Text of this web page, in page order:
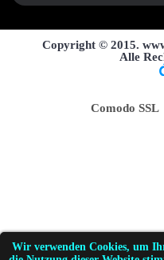
Wir verwenden Cookies, um
Copyright © 2015.
Alle
Comodo SSL